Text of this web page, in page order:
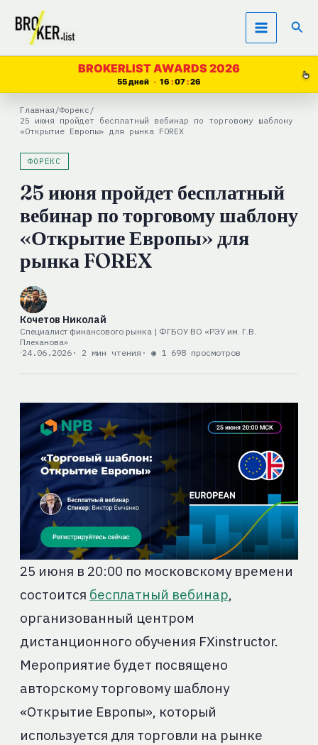
Перейти
содержимому
BROKERLIST AWARDS 2026
55 дней 16 07 25
Главная /Форекс /
25 июня пройдет бесплатный вебинар по торговому шаблону
«Открытие Европы» для рынка FOREX
ФОРЕКС
25 июня пройдет бесплатный
вебинар по торговому шаблону
«Открытие Европы» для
рынка FOREX
Кочетов Николай
Специалист финансового рынка | ФГБОУ ВО «РЭУ им. Г.В.
Плеханова»
24.06.2026· 2 мин чтения · ◉ 1 698 просмотров
25 июня в 20:00 по московскому времени
состоится бесплатный вебинар,
организованный центром
дистанционного обучения FXinstructor.
Мероприятие будет посвящено
авторскому торговому шаблону
«Открытие Европы», который
используется для торговли на рынке